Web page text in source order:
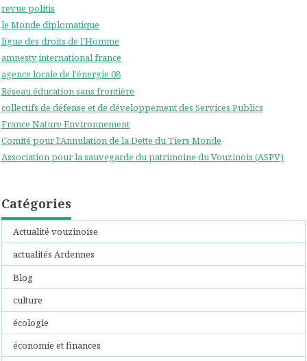
revue politis
le Monde diplomatique
ligue des droits de l'Homme
amnesty international france
agence locale de l'énergie 08
Réseau éducation sans frontière
collectifs de défense et de développement des Services Publics
France Nature Environnement
Comité pour l'Annulation de la Dette du Tiers Monde
Association pour la sauvegarde du patrimoine du Vouzinois (ASPV)
Catégories
Actualité vouzinoise
actualités Ardennes
Blog
culture
écologie
économie et finances